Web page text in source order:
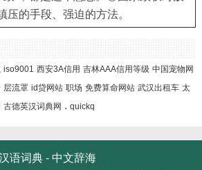
压的手段、强迫的方法。
iso9001 西安3A信用 吉林AAA信用等级 中国宠物网
层流罩 id贷网站 职场 免费算命网站 武汉出租车 太
古德英汉词典网 . quickq
语词典 - 中文辞海